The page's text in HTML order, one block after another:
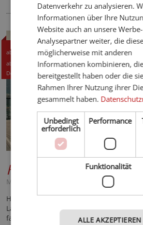
ab 145,- CHF
ab 155,- EUR
Details +
Hotel Golserhof****S
Meran und Umgebung - Dorf Tirol
Herzlich. Klein. Besonders. Das kleinste
Land bezaubert mitten in den Obst- und
fantastischen Aussicht und vielfältigen
Datenverkehr zu analysieren.
Informationen über Ihre
Website auch an unsere
Analysepartner weiter, die
möglicherweise mit anderen
Informationen kombinieren,
bereitgestellt haben oder die
Rahmen Ihrer Nutzung ihrer
gesammelt haben.
Unbedingt
erforderlich
Performance
Funktionalität
ALLE AKZEPTIEREN